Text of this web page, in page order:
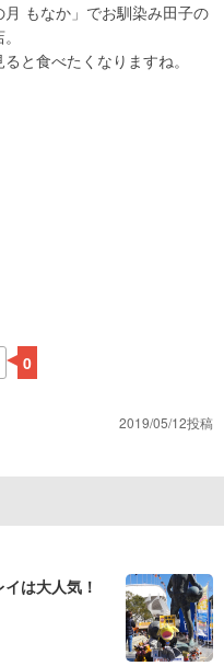
もなか」でお馴染み田子の
と食べたくなりますね。
0
2019/05/12投稿
は大人気！